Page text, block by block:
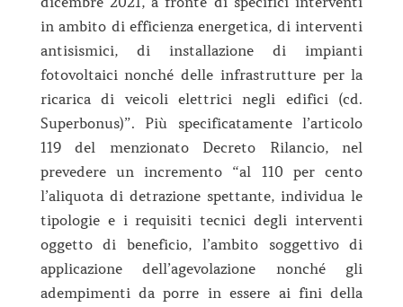
in ambito di efficienza energetica, di interventi
antisismici, di installazione di impianti
fotovoltaici nonché delle infrastrutture per la
ricarica di veicoli elettrici negli edifici (cd.
Superbonus)”. Più specificatamente l’articolo
119 del menzionato Decreto Rilancio, nel
prevedere un incremento “al 110 per cento
l’aliquota di detrazione spettante, individua le
tipologie e i requisiti tecnici degli interventi
oggetto di beneficio, l’ambito soggettivo di
applicazione dell’agevolazione nonché gli
adempimenti da porre in essere ai fini della